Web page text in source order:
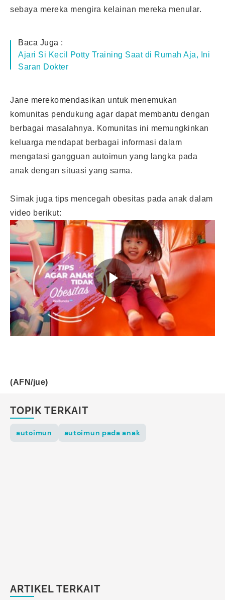
sebaya mereka mengira kelainan mereka menular.
Baca Juga :
Ajari Si Kecil Potty Training Saat di Rumah Aja, Ini
Saran Dokter
Jane merekomendasikan untuk menemukan
komunitas pendukung agar dapat membantu dengan
berbagai masalahnya. Komunitas ini memungkinkan
keluarga mendapat berbagai informasi dalam
mengatasi gangguan autoimun yang langka pada
anak dengan situasi yang sama.
Simak juga tips mencegah obesitas pada anak dalam
video berikut:
(AFN/jue)
TOPIK TERKAIT
autoimun autoimun pada anak
ARTIKEL TERKAIT